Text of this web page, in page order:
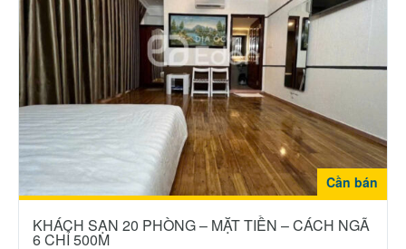
Cần bán
KHÁCH SẠN 20 PHÒNG – MẶT TIỀN – CÁCH NGÃ
6 CHỈ 500M